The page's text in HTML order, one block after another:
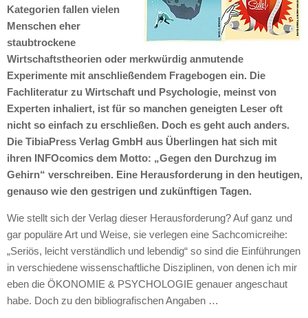
Kategorien fallen vielen
Menschen eher
staubtrockene
Wirtschaftstheorien oder merkwürdig anmutende
Experimente mit anschließendem Fragebogen ein. Die
Fachliteratur zu Wirtschaft und Psychologie, meinst von
Experten inhaliert, ist für so manchen geneigten Leser oft
nicht so einfach zu erschließen. Doch es geht auch anders.
Die TibiaPress Verlag GmbH aus Überlingen hat sich mit
ihren INFOcomics dem Motto: „Gegen den Durchzug im
Gehirn“ verschreiben. Eine Herausforderung in den heutigen,
genauso wie den gestrigen und zukünftigen Tagen.
Wie stellt sich der Verlag dieser Herausforderung? Auf ganz und
gar populäre Art und Weise, sie verlegen eine Sachcomicreihe:
„Seriös, leicht verständlich und lebendig“ so sind die Einführungen
in verschiedene wissenschaftliche Disziplinen, von denen ich mir
eben die ÖKONOMIE & PSYCHOLOGIE genauer angeschaut
habe. Doch zu den bibliografischen Angaben …